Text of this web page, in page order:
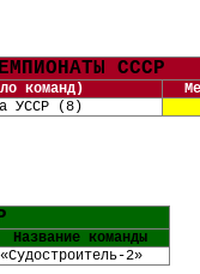
СССР
команд)
УССР (8)
Название команды
«Судостроитель-2»